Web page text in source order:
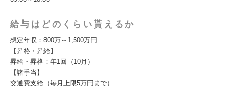
給与はどのくらい貰えるか
想定年収：800万～1,500万円
【昇格・昇給】
昇給・昇格：年1回（10月）
【諸手当】
交通費支給（毎月上限5万円まで）